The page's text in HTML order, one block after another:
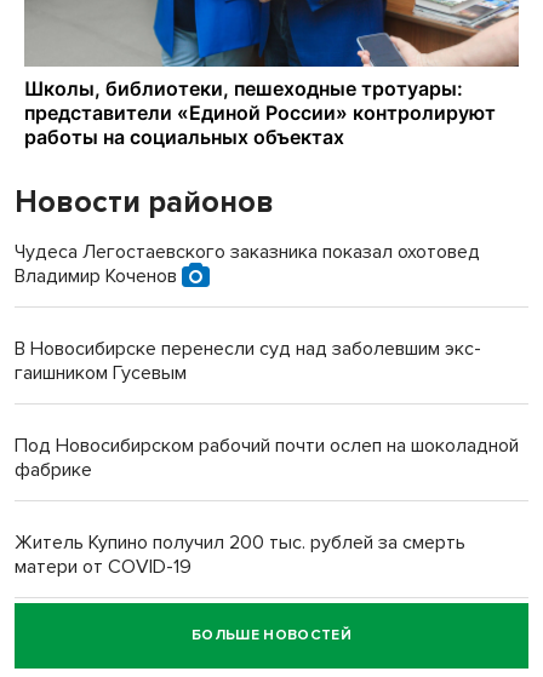
Новости районов
Чудеса Легостаевского заказника показал охотовед
Владимир Коченов
В Новосибирске перенесли суд над заболевшим экс-
гаишником Гусевым
Под Новосибирском рабочий почти ослеп на шоколадной
фабрике
Житель Купино получил 200 тыс. рублей за смерть
матери от COVID-19
Новосибирский суд наказал водителя за смерть
пенсионерки на вокзале
БОЛЬШЕ НОВОСТЕЙ